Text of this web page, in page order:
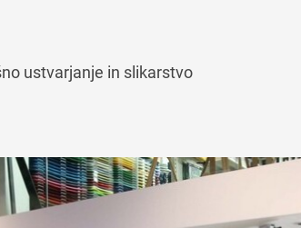
ustvarjanje in slikarstvo